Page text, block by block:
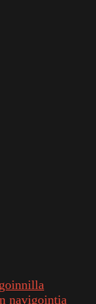
navigointia